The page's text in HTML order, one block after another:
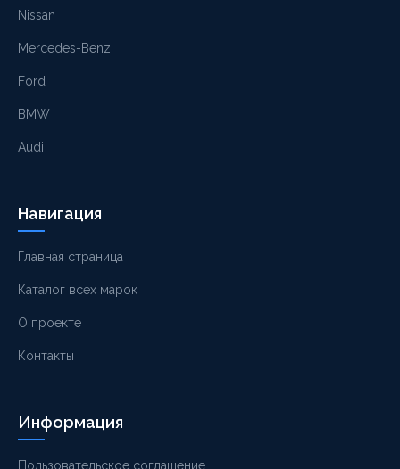
Nissan
Mercedes-Benz
Ford
BMW
Audi
Навигация
Главная страница
Каталог всех марок
О проекте
Контакты
Информация
Пользовательское соглашение